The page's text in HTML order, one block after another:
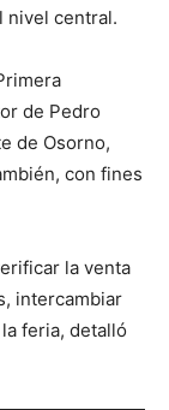
nivel central.
de Pedro
de Osorno,
con fines
la venta
intercambiar
feria, detalló